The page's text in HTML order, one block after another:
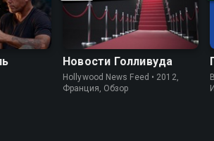
Новости Голливуда
Hollywood News Feed • 2012,
Франция, Обзор